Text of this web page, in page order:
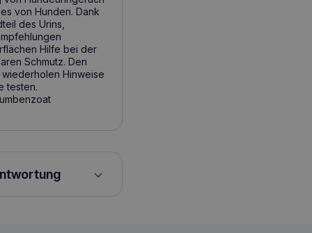
von Hunden. Dank
des Urins,
Hilfe bei der
Schmutz. Den
Hinweise
testen.